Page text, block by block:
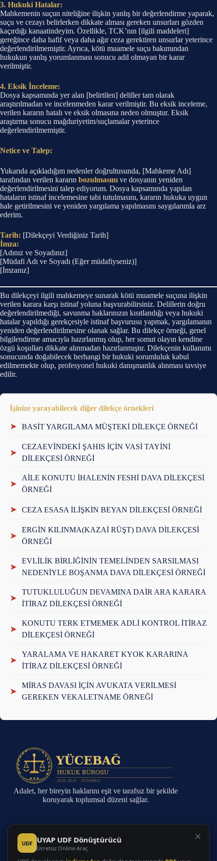
3. Hukuki Hatalar:
Mahkemenin suçun niteliğine ilişkin yanlış bir değerlendirme yaparak,
suçu ve cezayı belirlerken dikkate alması gereken unsurları gözden
kaçırdığı kanaatindeyim. Özellikle, TCK’nın [ilgili maddeleri]
gereğince daha hafif veya daha ağır ceza gerektiren unsurlar yeterince
değerlendirilmemiştir. Ayrıca, kötü muamele suçu bakımından
hukukun yanlış yorumlanması sonucu adil olmayan bir karar
verilmiştir.
4. Eksik İnceleme:
Dosya kapsamında yer alan [belirtilen] deliller tam olarak
araştırılmadan ve incelenmeden karar verilmiştir. Bu eksik inceleme,
verilen kararın hatalı ve eksik olmasına neden olmuştur. Eksik
araştırma sonucu mağduriyetim/suçlamalar yeterince
değerlendirilmemiştir.
Netice ve Talep:
Yukarıda açıkladığım nedenler doğrultusunda, [Mahkeme Adı]
tarafından verilen kararın bozulmasını ve dosyanın yeniden
değerlendirilmesini talep ediyorum. Dosya kapsamında yapılan
hataların istinaf incelemesine tabi tutulmasını, kararın hukuka uygun
hale getirilmesini ve yeniden yargılama yapılmasını saygılarımla arz
ederim.
Tarih: [Dilekçeyi Verdiğiniz Tarih]
İmza:
[Adınız ve Soyadınız]
[Müdafi Adı ve Soyadı (Eğer müdafiyseniz)]
[İmzanız]
Bu dilekçeyi ilgili mahkemeye sunarak kötü muamele suçuna ilişkin
verilen karara karşı istinaf yoluna başvurabilirsiniz. Delillerin doğru
değerlendirilmediği, savunma haklarınızın kısıtlandığı veya hukuki
hatalar yapıldığı gerekçesiyle istinaf başvurusu yapmak, yargılamanın
yeniden değerlendirilmesine olanak sağlar. Bu dilekçe örneği, genel
bilgilendirme amacıyla hazırlanmış olup, her somut olayın kendine
özgü koşulları dikkate alınmadan hazırlanmıştır. Dilekçenin kullanımı
sonucunda doğabilecek herhangi bir hukuki sorumluluk kabul
edilmemekte olup, profesyonel hukuki danışmanlık alınması tavsiye
edilir.
İşinize yarayabilecek diğer dilekçe örnekleri
➤ BASİT YARGILAMA MÜŞTEKİ DİLEKÇE ÖRNEĞİ
➤
CEZAEVİNDEKİ ŞAHIS İÇİN VASİ TAYİNİ
DİLEKÇESİ ÖRNEĞİ
➤
AİLE KONUTU İHALENİN FESHİ DAVA DİLEKÇESİ
ÖRNEĞİ
➤ CEZA ESASA İLİŞKİN BEYAN DİLEKÇESİ ÖRNEĞİ
➤
ERGİN KILINMA(KAZAİ RÜŞT) DAVA DİLEKÇESİ
ÖRNEĞİ
➤
EVLİLİK BİRLİĞİNİN TEMELİNDEN SARSILMASI
NEDENİYLE BOŞANMA DAVA DİLEKÇESİ ÖRNEĞİ
➤
TUTUKLULUĞUN DEVAMINA DAİR ARA KARARA
İTİRAZ DİLEKÇESİ ÖRNEĞİ
➤
KONUTU TERK ETMEMEK ADLİ KONTROL İTİRAZ
DİLEKÇESİ ÖRNEĞİ
➤
YARALAMA VE HAKARET KYOK KARARINA
İTİRAZ DİLEKÇESİ ÖRNEĞİ
➤
MİRAS DAVASI İÇİN AVUKATA VERİLMESİ
GEREKEN VEKALETNAME ÖRNEĞİ
Adalet, her bireyin haklarını eşit ve tarafsız bir şekilde
koruyarak toplumsal düzeni sağlar.
Faaliyet Alanları
✕
UDF UYAP UDF Dönüştürücü
Ücretsiz Online Araç